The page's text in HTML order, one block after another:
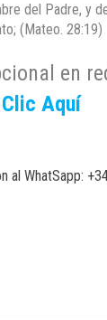
del Padre, y
(Mateo. 28:19)
en
Clic Aquí
al WhatSapp: